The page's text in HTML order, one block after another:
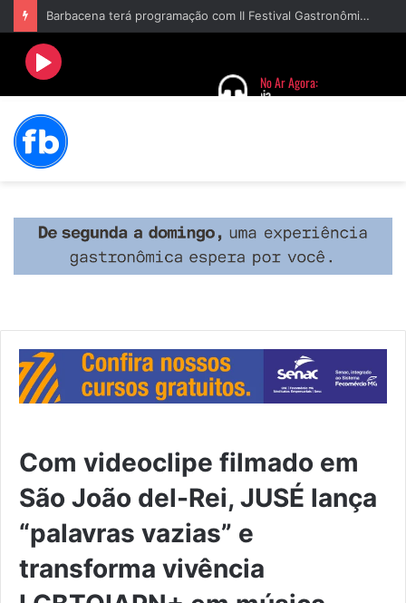
Barbacena terá programação com II Festival Gastronômico e a 4ª Semana da Música nas comemorações dos 235 anos da cidade
Com videoclipe filmado em
São João del-Rei, JUSÉ lança
“palavras vazias” e
transforma vivência